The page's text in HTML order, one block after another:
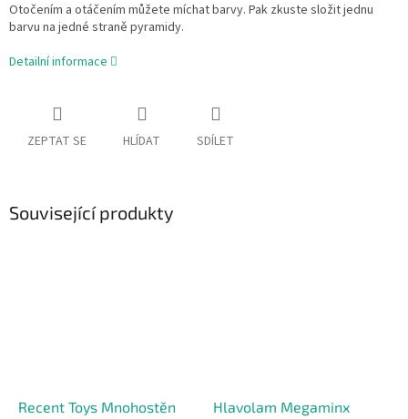
Otočením a otáčením můžete míchat barvy. Pak zkuste složit jednu
barvu na jedné straně pyramidy.
Detailní informace
ZEPTAT SE HLÍDAT SDÍLET
Související produkty
Recent Toys Mnohostěn
Hlavolam Megaminx